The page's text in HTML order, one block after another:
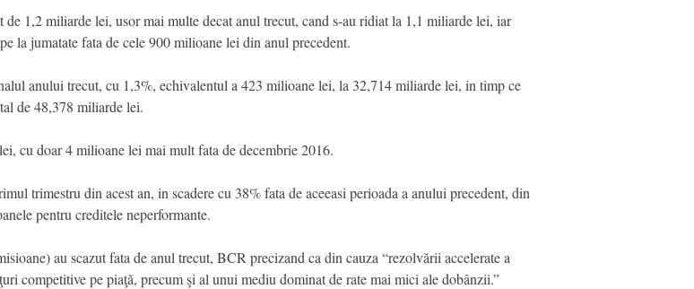
1,2 miliarde lei, usor mai multe decat anul trecut, cand s-au ridiat la 1,1 miliarde lei, iar
la jumatate fata de cele 900 milioane lei din anul precedent.
anului trecut, cu 1,3%, echivalentul a 423 milioane lei, la 32,714 miliarde lei, in timp ce
de 48,378 miliarde lei.
cu doar 4 milioane lei mai mult fata de decembrie 2016.
trimestru din acest an, in scadere cu 38% fata de aceeasi perioada a anului precedent, din
pentru creditele neperformante.
au scazut fata de anul trecut, BCR precizand ca din cauza “rezolvării accelerate a
competitive pe piaţă, precum şi al unui mediu dominat de rate mai mici ale dobânzii.”